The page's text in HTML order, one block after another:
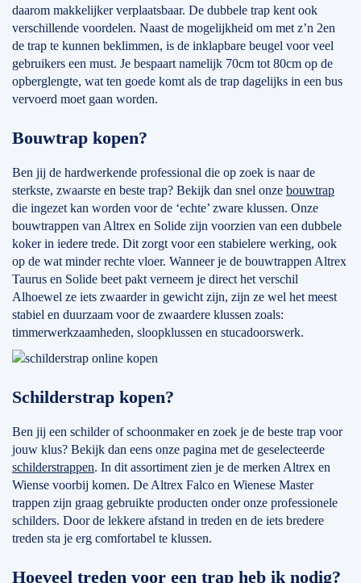
daarom makkelijker verplaatsbaar. De dubbele trap kent ook
verschillende voordelen. Naast de mogelijkheid om met z’n 2en
de trap te kunnen beklimmen, is de inklapbare beugel voor veel
gebruikers een must. Je bespaart namelijk 70cm tot 80cm op de
opberglengte, wat ten goede komt als de trap dagelijks in een bus
vervoerd moet gaan worden.
Bouwtrap kopen?
Ben jij de hardwerkende professional die op zoek is naar de
sterkste, zwaarste en beste trap? Bekijk dan snel onze bouwtrap
die ingezet kan worden voor de ‘echte’ zware klussen. Onze
bouwtrappen van Altrex en Solide zijn voorzien van een dubbele
koker in iedere trede. Dit zorgt voor een stabielere werking, ook
op de wat minder rechte vloer. Wanneer je de bouwtrappen Altrex
Taurus en Solide beet pakt verneem je direct het verschil
Alhoewel ze iets zwaarder in gewicht zijn, zijn ze wel het meest
stabiel en duurzaam voor de zwaardere klussen zoals:
timmerwerkzaamheden, sloopklussen en stucadoorswerk.
Schilderstrap kopen?
Ben jij een schilder of schoonmaker en zoek je de beste trap voor
jouw klus? Bekijk dan eens onze pagina met de geselecteerde
schilderstrappen. In dit assortiment zien je de merken Altrex en
Wiense voorbij komen. De Altrex Falco en Wienese Master
trappen zijn graag gebruikte producten onder onze professionele
schilders. Door de lekkere afstand in treden en de iets bredere
treden sta je erg comfortabel te klussen.
Hoeveel treden voor een trap heb ik nodig?